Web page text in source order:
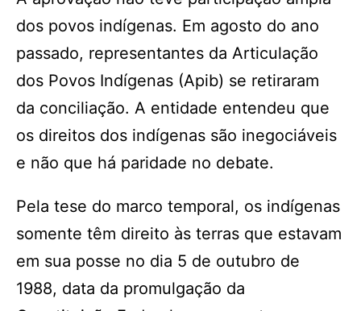
dos povos indígenas. Em agosto do ano
passado, representantes da Articulação
dos Povos Indígenas (Apib) se retiraram
da conciliação. A entidade entendeu que
os direitos dos indígenas são inegociáveis
e não que há paridade no debate.
Pela tese do marco temporal, os indígenas
somente têm direito às terras que estavam
em sua posse no dia 5 de outubro de
1988, data da promulgação da